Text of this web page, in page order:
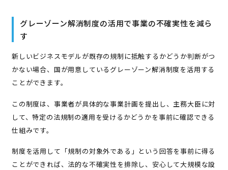
グレーゾーン解消制度の活用で事業の不確実性を減ら
す
新しいビジネスモデルが既存の規制に抵触するかどうか判断がつ
かない場合、国が用意しているグレーゾーン解消制度を活用する
ことができます。
この制度は、事業者が具体的な事業計画を提出し、主務大臣に対
して、特定の法規制の適用を受けるかどうかを事前に確認できる
仕組みです。
制度を活用して「規制の対象外である」という回答を事前に得る
ことができれば、法的な不確実性を排除し、安心して大規模な設